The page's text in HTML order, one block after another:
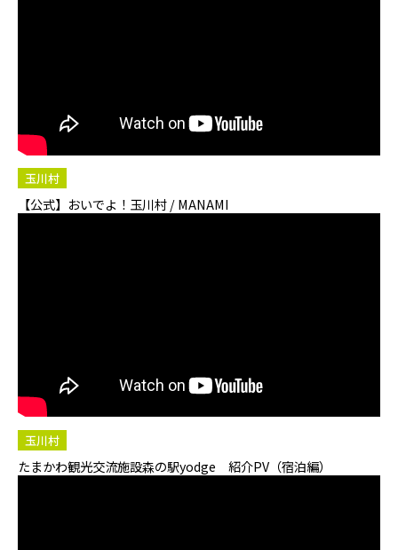
玉川村
【公式】おいでよ！玉川村 / MANAMI
玉川村
たまかわ観光交流施設森の駅yodge 紹介PV（宿泊編）